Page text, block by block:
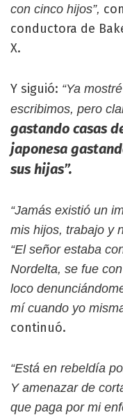
con cinco hijos”,
conductora de
X.
Y siguió: “Ya
escribimos, pero
gastando casas
japonesa
sus hijas”.
“Jamás existió un
mis hijos, trabajo y
“El señor estaba
Nordelta, se fue
loco
mí cuando yo
continuó.
“Está en rebeldía
Y amenazar de
que paga por mi